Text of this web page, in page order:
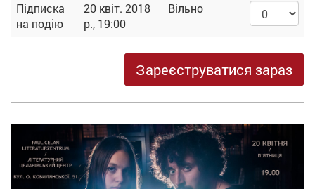
Підписка
на подію
20 квіт. 2018
р., 19:00
Вільно
Зареєструватися зараз